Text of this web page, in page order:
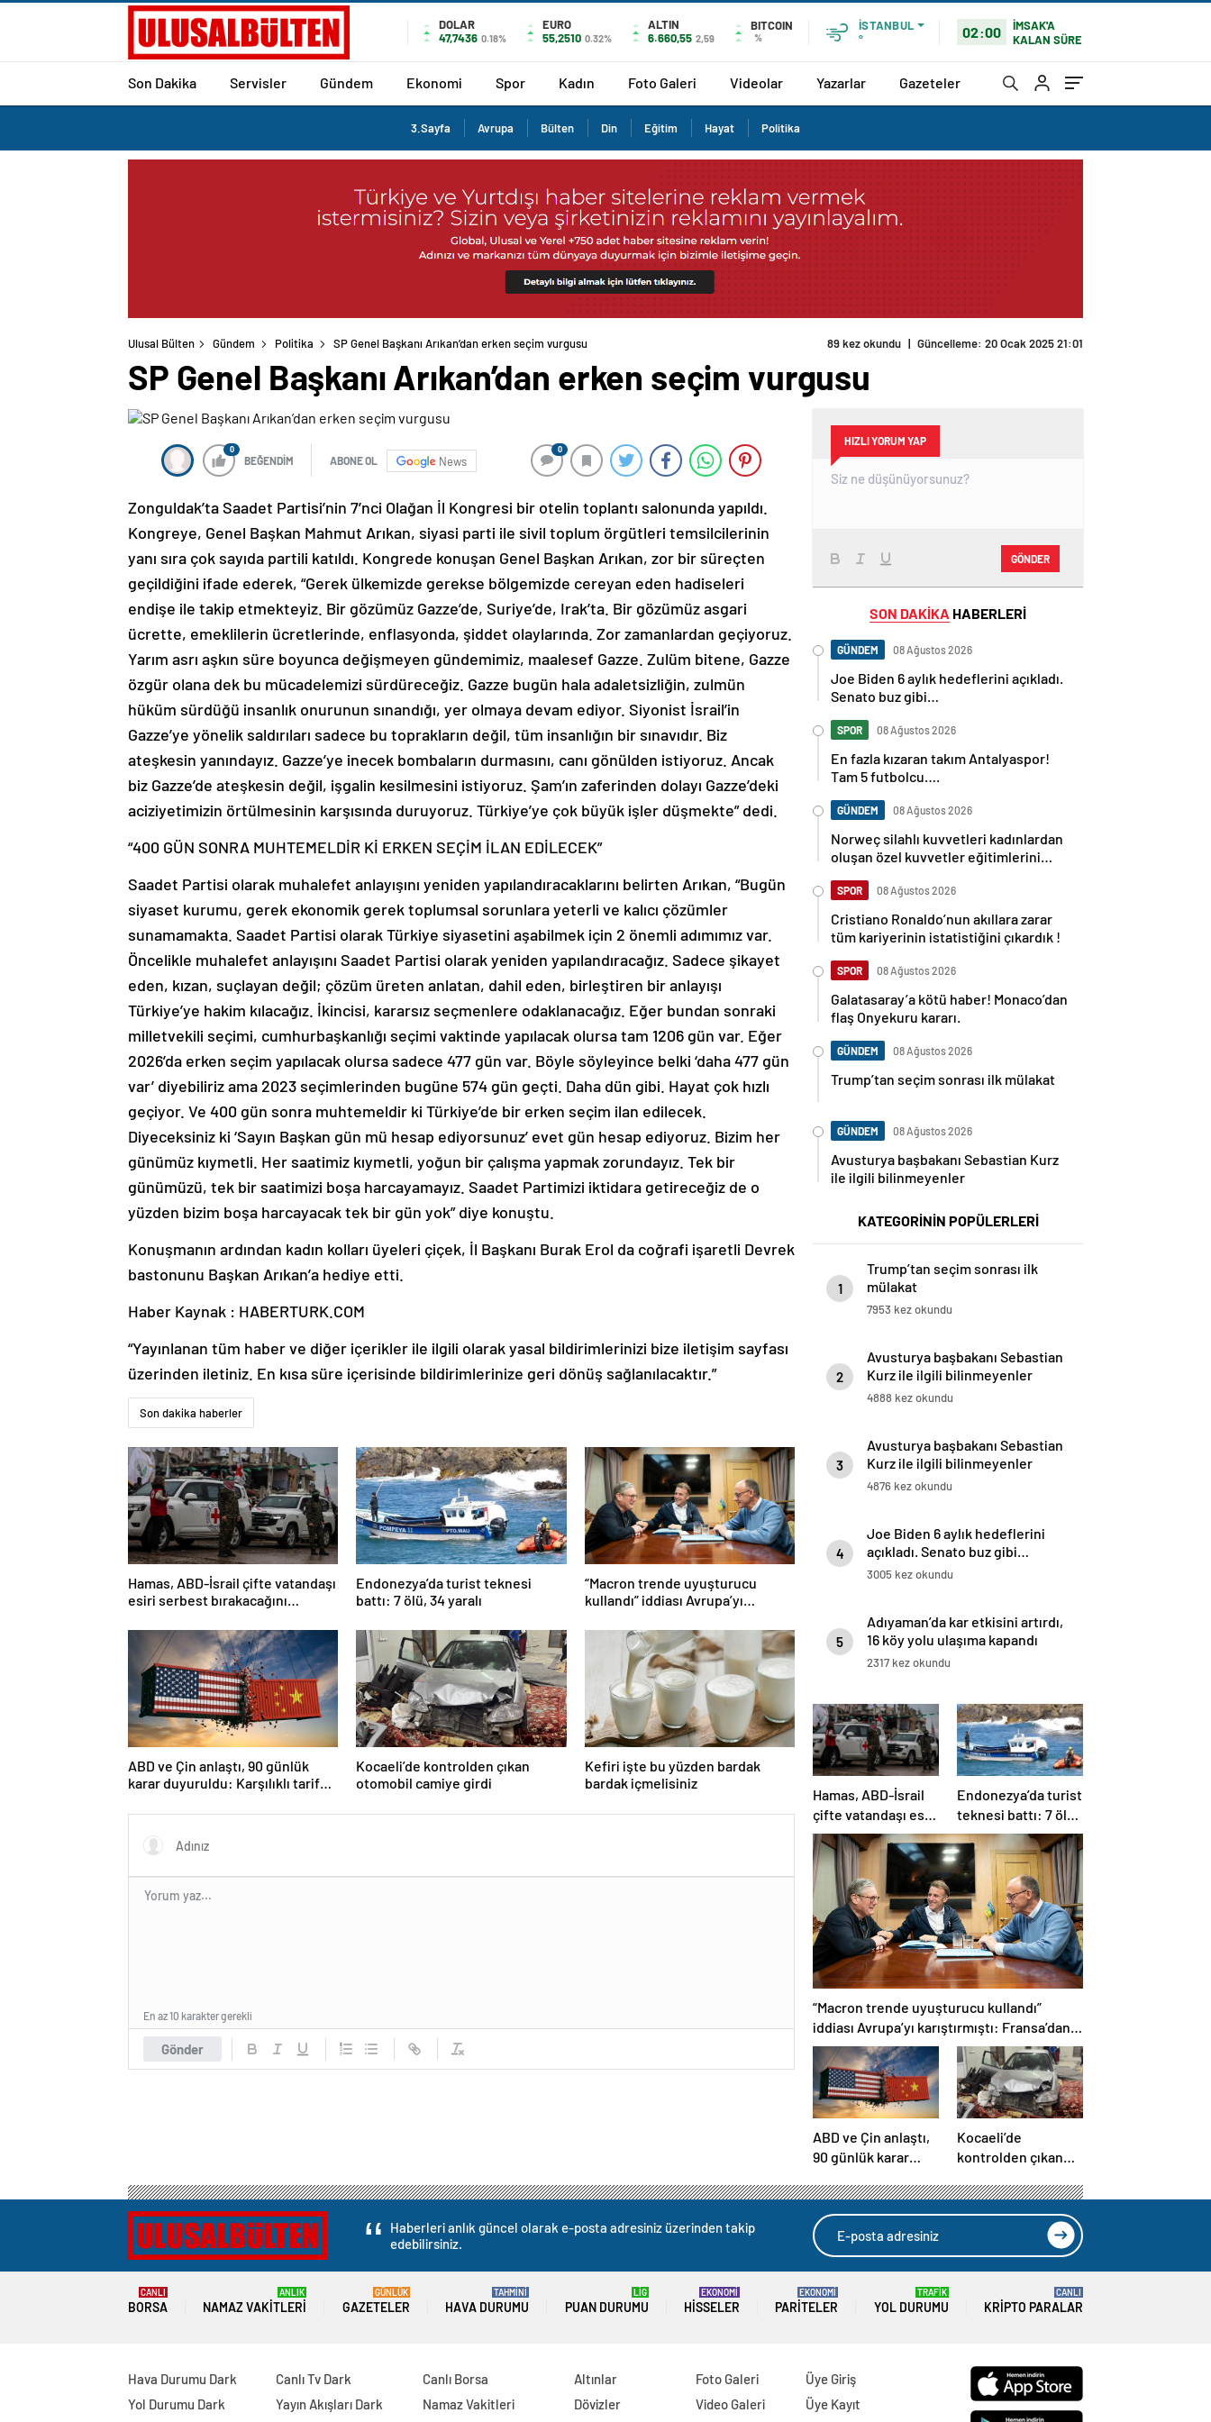
DOLAR
47,7436 0.18%
EURO
55,2510 0.32%
ALTIN
6.660,55 2,59
BITCOIN
%
İSTANBUL
°
02:00
İMSAK'A
KALAN SÜRE
Son Dakika Servisler Gündem Ekonomi Spor Kadın Foto Galeri Videolar Yazarlar Gazeteler
3.Sayfa Avrupa Bülten Din Eğitim Hayat Politika
Ulusal Bülten Gündem Politika SP Genel Başkanı Arıkan’dan erken seçim vurgusu 89 kez okundu | Güncelleme: 20 Ocak 2025 21:01
SP Genel Başkanı Arıkan’dan erken seçim vurgusu
0
BEĞENDİM ABONE OL News
0
Zonguldak’ta Saadet Partisi’nin 7’nci Olağan İl Kongresi bir otelin toplantı salonunda yapıldı.
Kongreye, Genel Başkan Mahmut Arıkan, siyasi parti ile sivil toplum örgütleri temsilcilerinin
yanı sıra çok sayıda partili katıldı. Kongrede konuşan Genel Başkan Arıkan, zor bir süreçten
geçildiğini ifade ederek, “Gerek ülkemizde gerekse bölgemizde cereyan eden hadiseleri
endişe ile takip etmekteyiz. Bir gözümüz Gazze’de, Suriye’de, Irak’ta. Bir gözümüz asgari
ücrette, emeklilerin ücretlerinde, enflasyonda, şiddet olaylarında. Zor zamanlardan geçiyoruz.
Yarım asrı aşkın süre boyunca değişmeyen gündemimiz, maalesef Gazze. Zulüm bitene, Gazze
özgür olana dek bu mücadelemizi sürdüreceğiz. Gazze bugün hala adaletsizliğin, zulmün
hüküm sürdüğü insanlık onurunun sınandığı, yer olmaya devam ediyor. Siyonist İsrail’in
Gazze’ye yönelik saldırıları sadece bu toprakların değil, tüm insanlığın bir sınavıdır. Biz
ateşkesin yanındayız. Gazze’ye inecek bombaların durmasını, canı gönülden istiyoruz. Ancak
biz Gazze’de ateşkesin değil, işgalin kesilmesini istiyoruz. Şam’ın zaferinden dolayı Gazze’deki
aciziyetimizin örtülmesinin karşısında duruyoruz. Türkiye’ye çok büyük işler düşmekte” dedi.
“400 GÜN SONRA MUHTEMELDİR Kİ ERKEN SEÇİM İLAN EDİLECEK”
Saadet Partisi olarak muhalefet anlayışını yeniden yapılandıracaklarını belirten Arıkan, “Bugün
siyaset kurumu, gerek ekonomik gerek toplumsal sorunlara yeterli ve kalıcı çözümler
sunamamakta. Saadet Partisi olarak Türkiye siyasetini aşabilmek için 2 önemli adımımız var.
Öncelikle muhalefet anlayışını Saadet Partisi olarak yeniden yapılandıracağız. Sadece şikayet
eden, kızan, suçlayan değil; çözüm üreten anlatan, dahil eden, birleştiren bir anlayışı
Türkiye’ye hakim kılacağız. İkincisi, kararsız seçmenlere odaklanacağız. Eğer bundan sonraki
milletvekili seçimi, cumhurbaşkanlığı seçimi vaktinde yapılacak olursa tam 1206 gün var. Eğer
2026’da erken seçim yapılacak olursa sadece 477 gün var. Böyle söyleyince belki ‘daha 477 gün
var’ diyebiliriz ama 2023 seçimlerinden bugüne 574 gün geçti. Daha dün gibi. Hayat çok hızlı
geçiyor. Ve 400 gün sonra muhtemeldir ki Türkiye’de bir erken seçim ilan edilecek.
Diyeceksiniz ki ‘Sayın Başkan gün mü hesap ediyorsunuz’ evet gün hesap ediyoruz. Bizim her
günümüz kıymetli. Her saatimiz kıymetli, yoğun bir çalışma yapmak zorundayız. Tek bir
günümüzü, tek bir saatimizi boşa harcayamayız. Saadet Partimizi iktidara getireceğiz de o
yüzden bizim boşa harcayacak tek bir gün yok” diye konuştu.
Konuşmanın ardından kadın kolları üyeleri çiçek, İl Başkanı Burak Erol da coğrafi işaretli Devrek
bastonunu Başkan Arıkan’a hediye etti.
Haber Kaynak : HABERTURK.COM
“Yayınlanan tüm haber ve diğer içerikler ile ilgili olarak yasal bildirimlerinizi bize iletişim sayfası
üzerinden iletiniz. En kısa süre içerisinde bildirimlerinize geri dönüş sağlanılacaktır.”
Son dakika haberler
Hamas, ABD-İsrail çifte vatandaşı
esiri serbest bırakacağını
Endonezya’da turist teknesi
battı: 7 ölü, 34 yaralı
“Macron trende uyuşturucu
kullandı” iddiası Avrupa’yı
“peçeteli” yalanlama geldi!
ABD ve Çin anlaştı, 90 günlük
karar duyuruldu: Karşılıklı tarife
Kocaeli’de kontrolden çıkan
otomobil camiye girdi
Kefiri işte bu yüzden bardak
bardak içmelisiniz
Gönder
En az 10 karakter gerekli
HIZLI YORUM YAP
GÖNDER
SON DAKİKA HABERLERİ
GÜNDEM 08 Ağustos 2026
Joe Biden 6 aylık hedeflerini açıkladı.
Senato buz gibi…
SPOR 08 Ağustos 2026
En fazla kızaran takım Antalyaspor!
Tam 5 futbolcu….
GÜNDEM 08 Ağustos 2026
Norweç silahlı kuvvetleri kadınlardan
oluşan özel kuvvetler eğitimlerini
SPOR 08 Ağustos 2026
Cristiano Ronaldo’nun akıllara zarar
tüm kariyerinin istatistiğini çıkardık !
SPOR 08 Ağustos 2026
Galatasaray’a kötü haber! Monaco’dan
flaş Onyekuru kararı.
GÜNDEM 08 Ağustos 2026
Trump’tan seçim sonrası ilk mülakat
GÜNDEM 08 Ağustos 2026
Avusturya başbakanı Sebastian Kurz
ile ilgili bilinmeyenler
KATEGORİNİN POPÜLERLERİ
1
Trump’tan seçim sonrası ilk
mülakat
7953 kez okundu
2
Avusturya başbakanı Sebastian
Kurz ile ilgili bilinmeyenler
4888 kez okundu
3
Avusturya başbakanı Sebastian
Kurz ile ilgili bilinmeyenler
4876 kez okundu
4
Joe Biden 6 aylık hedeflerini
açıkladı. Senato buz gibi…
3005 kez okundu
5
Adıyaman’da kar etkisini artırdı,
16 köy yolu ulaşıma kapandı
2317 kez okundu
Hamas, ABD-İsrail
çifte vatandaşı esiri
serbest
bırakacağını
duyurdu
Endonezya’da turist
teknesi battı: 7 ölü,
34 yaralı
“Macron trende uyuşturucu kullandı”
iddiası Avrupa’yı karıştırmıştı: Fransa’dan
“peçeteli” yalanlama geldi!
ABD ve Çin anlaştı,
90 günlük karar
Karşılıklı tarife
indirimi geldi!
Kocaeli’de
kontrolden çıkan
girdi
Haberleri anlık güncel olarak e-posta adresiniz üzerinden takip
edebilirsiniz.
BORSA
CANLI
NAMAZ VAKITLERI
ANLIK
GAZETELER
GÜNLÜK
HAVA DURUMU
TAHMİNİ
PUAN DURUMU
LİG
HISSELER
EKONOMİ
PARITELER
EKONOMİ
YOL DURUMU
TRAFİK
KRIPTO PARALAR
CANLI
Hava Durumu Dark
Yol Durumu Dark
Canlı Tv Dark
Yayın Akışları Dark
Canlı Borsa
Namaz Vakitleri
Altınlar
Dövizler
Foto Galeri
Video Galeri
Üye Giriş
Üye Kayıt